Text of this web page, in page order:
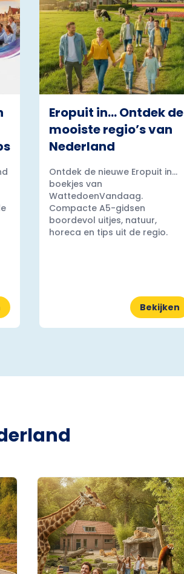
Eropuit in… Ontdek de
mooiste regio’s van
Nederland
Ontdek de nieuwe Eropuit in...
boekjes van
WattedoenVandaag.
Compacte A5-gidsen
boordevol uitjes, natuur,
horeca en tips uit de regio.
Bekijken